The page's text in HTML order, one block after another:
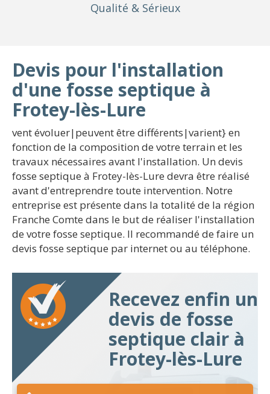
Qualité & Sérieux
Devis pour l'installation
d'une fosse septique à
Frotey-lès-Lure
vent évoluer|peuvent être différents|varient} en
fonction de la composition de votre terrain et les
travaux nécessaires avant l'installation. Un devis
fosse septique à Frotey-lès-Lure devra être réalisé
avant d'entreprendre toute intervention. Notre
entreprise est présente dans la totalité de la région
Franche Comte dans le but de réaliser l'installation
de votre fosse septique. Il recommandé de faire un
devis fosse septique par internet ou au téléphone.
Recevez enfin un
devis de fosse
septique clair à
Frotey-lès-Lure